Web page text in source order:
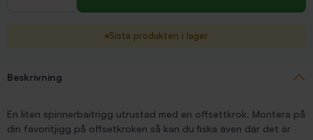
Sista produkten i lager
Beskrivning
En liten spinnerbaitrigg utrustad med en offsettkrok. Montera på
din favoritjigg på offsetkroken så kan du fiska även där det är